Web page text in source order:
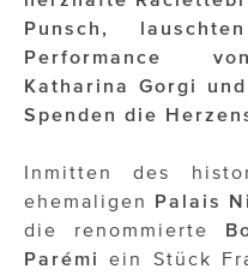
VieSFF – Vienna
ÜBER UNS
PRESS CONTACT
Punsch,
Performance
Katharina Gorgi
Spenden die
Inmitten des
ehemaligen Palais
die renommierte
Parémi
ein Stück